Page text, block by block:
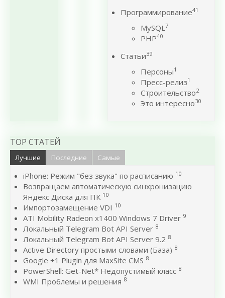
Программирование41
MySQL7
PHP40
Статьи39
Персоны1
Пресс-релиз1
Строительство2
Это интересно30
TOP СТАТЕЙ
Лучшие Последние Самые
iPhone: Режим "без звука" по расписанию 10
Возвращаем автоматическую синхронизацию
Яндекс Диска для ПК 10
Импортозамещение VDI 10
ATI Mobility Radeon x1400 Windows 7 Driver 9
Локальный Telegram Bot API Server 8
Локальный Telegram Bot API Server 9.2 8
Active Directory простыми словами (База) 8
Google +1 Plugin для MaxSite CMS 8
PowerShell: Get-Net* Недопустимый класс 8
WMI Проблемы и решения 8